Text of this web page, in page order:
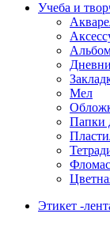
Учеба и
Мел
Папки
Этикет -